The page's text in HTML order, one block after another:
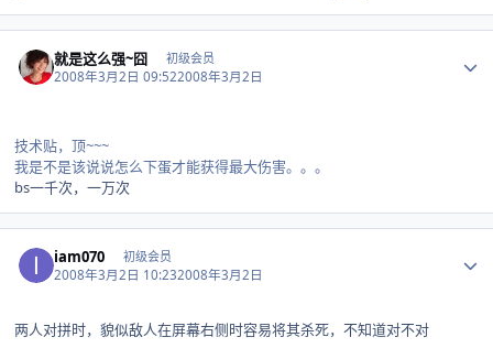
就是这么强~囧 初级会员
2008年3月2日 09:522008年3月2日
技术贴，顶~~~
我是不是该说说怎么下蛋才能获得最大伤害。。。
bs一千次，一万次
iam070 初级会员
2008年3月2日 10:232008年3月2日
两人对拼时，貌似敌人在屏幕右侧时容易将其杀死，不知道对不对